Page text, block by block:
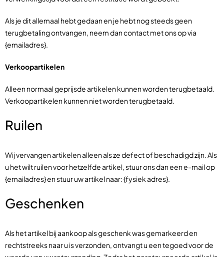
Als je dit allemaal hebt gedaan en je hebt nog steeds geen
terugbetaling ontvangen, neem dan contact met ons op via
{emailadres}.
Verkoopartikelen
Alleen normaal geprijsde artikelen kunnen worden terugbetaald.
Verkoopartikelen kunnen niet worden terugbetaald.
Ruilen
Wij vervangen artikelen alleen als ze defect of beschadigd zijn. Als
u het wilt ruilen voor hetzelfde artikel, stuur ons dan een e-mail op
{emailadres} en stuur uw artikel naar: {fysiek adres}.
Geschenken
Als het artikel bij aankoop als geschenk was gemarkeerd en
rechtstreeks naar u is verzonden, ontvangt u een tegoed voor de